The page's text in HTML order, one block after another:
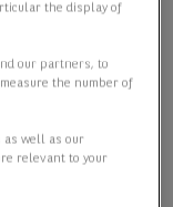
the display of
our partners, to
the number of
as well as our
relevant to your